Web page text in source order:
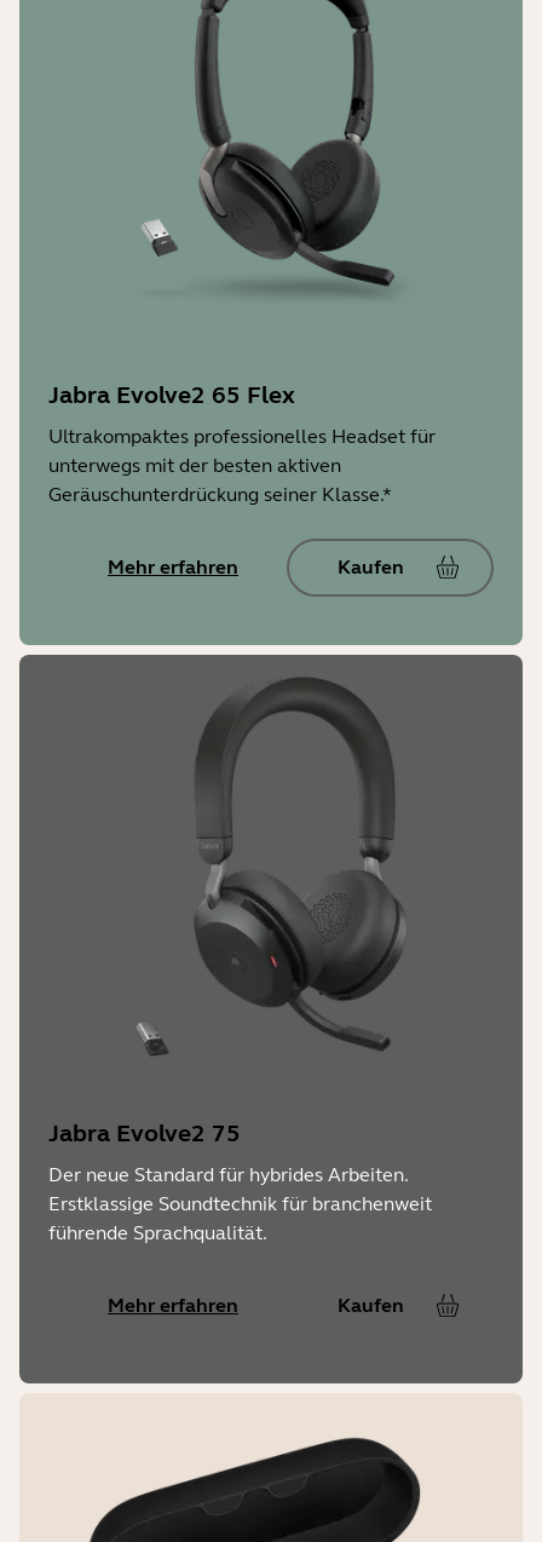
Jabra Evolve2 65 Flex
Ultrakompaktes professionelles Headset für
unterwegs mit der besten aktiven
Geräuschunterdrückung seiner Klasse.*
Mehr erfahren Kaufen
Jabra Evolve2 75
Der neue Standard für hybrides Arbeiten.
Erstklassige Soundtechnik für branchenweit
führende Sprachqualität.
Mehr erfahren Kaufen